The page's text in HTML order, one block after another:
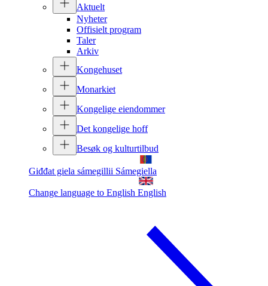
Aktuelt
Nyheter
Offisielt program
Taler
Arkiv
Kongehuset
Monarkiet
Kongelige eiendommer
Det kongelige hoff
Besøk og kulturtilbud
Giđđat giela sámegillii Sámegiella
Change language to English English